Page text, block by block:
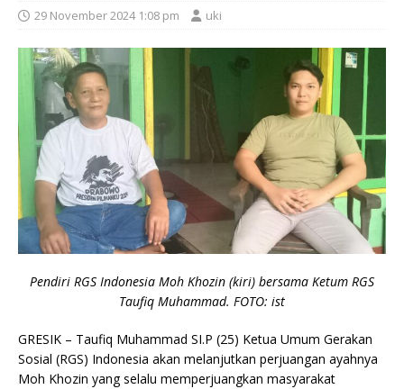
29 November 2024 1:08 pm uki
Pendiri RGS Indonesia Moh Khozin (kiri) bersama Ketum RGS
Taufiq Muhammad. FOTO: ist
GRESIK – Taufiq Muhammad SI.P (25) Ketua Umum Gerakan
Sosial (RGS) Indonesia akan melanjutkan perjuangan ayahnya
Moh Khozin yang selalu memperjuangkan masyarakat